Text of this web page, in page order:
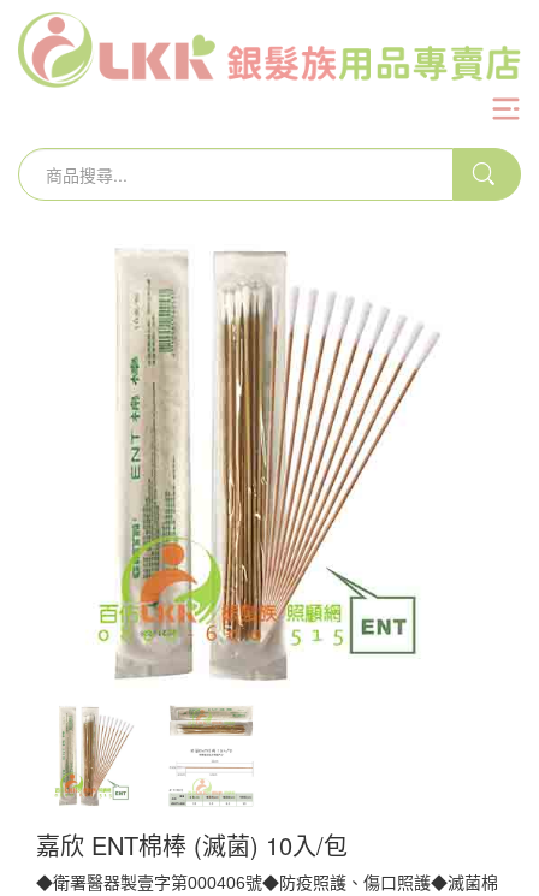
嘉欣 ENT棉棒 (滅菌) 10入/包
◆衛署醫器製壹字第000406號◆防疫照護、傷口照護◆滅菌棉